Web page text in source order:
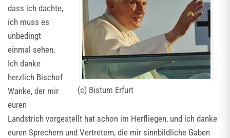
(c) Bistum Erfurt
dass ich dachte,
ich muss es
unbedingt
einmal sehen.
Ich danke
herzlich Bischof
Wanke, der mir
euren
Landstrich vorgestellt hat schon im Herfliegen, und ich danke
euren Sprechern und Vertretern, die mir sinnbildliche Gaben